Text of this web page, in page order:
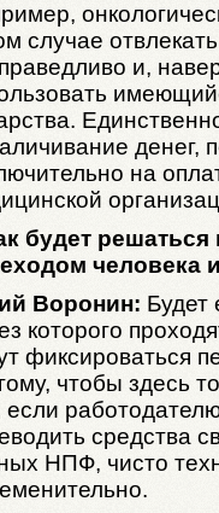
случае
и,
денег,
на
будет
человека
Воронин: Будет
которого
фиксироваться
чтобы здесь
если
средства
НПФ, чисто